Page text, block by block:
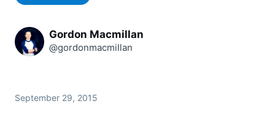
Gordon Macmillan
@gordonmacmillan
September 29, 2015